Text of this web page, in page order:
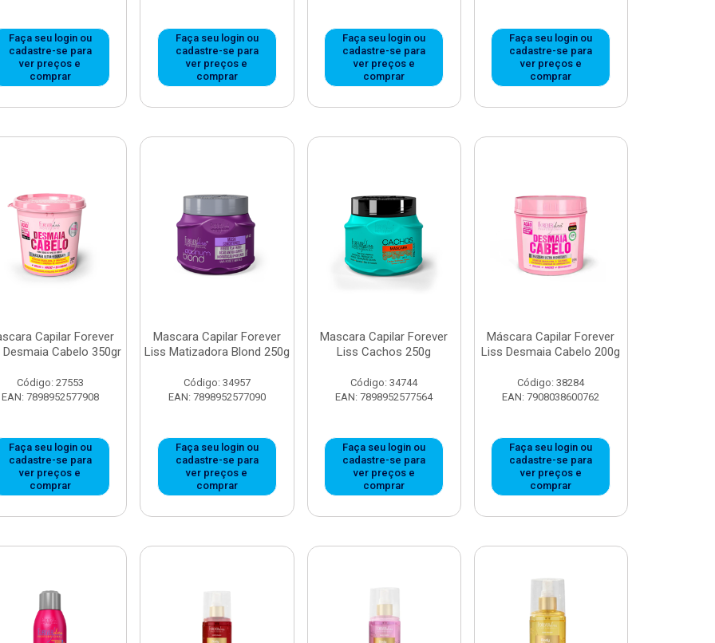
Faça seu login ou
cadastre-se para
ver preços e
comprar
Faça seu login ou
cadastre-se para
ver preços e
comprar
Faça seu login ou
cadastre-se para
ver preços e
comprar
Faça seu login ou
cadastre-se para
ver preços e
comprar
Capilar Forever
Cabelo 350gr
Código: 27553
EAN: 7898952577908
Faça seu login ou
cadastre-se para
ver preços e
comprar
Mascara Capilar Forever
Liss Matizadora Blond 250g
Código: 34957
EAN: 7898952577090
Faça seu login ou
cadastre-se para
ver preços e
comprar
Mascara Capilar Forever
Liss Cachos 250g
Código: 34744
EAN: 7898952577564
Faça seu login ou
cadastre-se para
ver preços e
comprar
Máscara Capilar Forever
Liss Desmaia Cabelo 200g
Código: 38284
EAN: 7908038600762
Faça seu login ou
cadastre-se para
ver preços e
comprar